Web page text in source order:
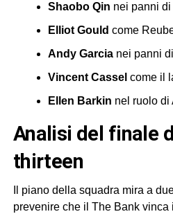
Shaobo Qin nei panni di
Elliot Gould come
Andy Garcianei panni
Vincent Cassel come il
Ellen Barkin nel ruolo di
analisi del finale di ocean’s
thirteen
Il piano della squadra mira a
prevenire che il The Bank